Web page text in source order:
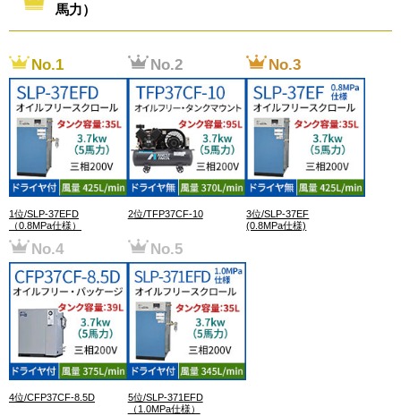
馬力）
1位/SLP-37EFD
（0.8MPa仕様）
2位/TFP37CF-10
3位/SLP-37EF
(0.8MPa仕様)
4位/CFP37CF-8.5D
5位/SLP-371EFD
（1.0MPa仕様）